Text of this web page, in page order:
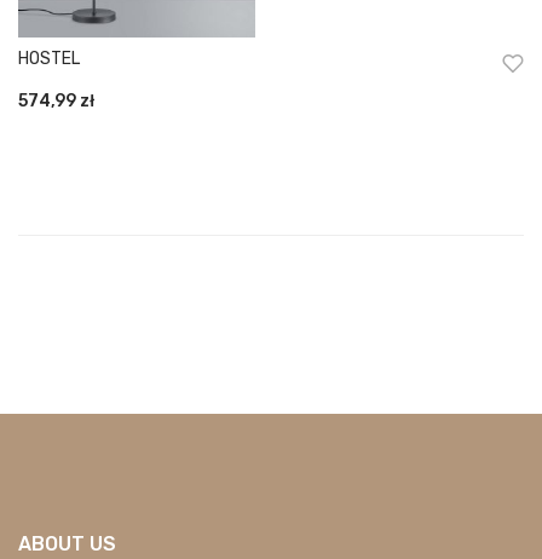
HOSTEL
574,99 zł
ABOUT US